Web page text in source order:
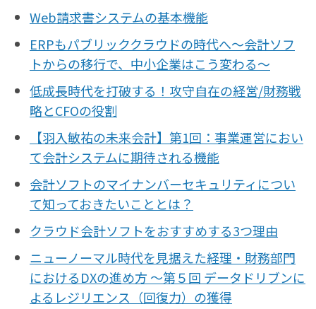
Web請求書システムの基本機能
ERPもパブリッククラウドの時代へ〜会計ソフ
トからの移行で、中小企業はこう変わる〜
低成長時代を打破する！攻守自在の経営/財務戦
略とCFOの役割
【羽入敏祐の未来会計】第1回：事業運営におい
て会計システムに期待される機能
会計ソフトのマイナンバーセキュリティについ
て知っておきたいこととは？
クラウド会計ソフトをおすすめする3つ理由
ニューノーマル時代を見据えた経理・財務部門
におけるDXの進め方 〜第５回 データドリブンに
よるレジリエンス（回復力）の獲得